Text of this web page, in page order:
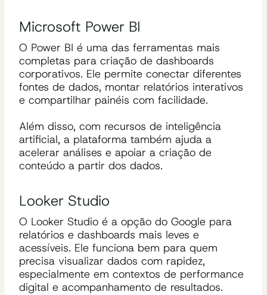
Microsoft Power BI
O Power BI é uma das ferramentas mais
completas para criação de dashboards
corporativos. Ele permite conectar diferentes
fontes de dados, montar relatórios interativos
e compartilhar painéis com facilidade.
Além disso, com recursos de inteligência
artificial, a plataforma também ajuda a
acelerar análises e apoiar a criação de
conteúdo a partir dos dados.
Looker Studio
O Looker Studio é a opção do Google para
relatórios e dashboards mais leves e
acessíveis. Ele funciona bem para quem
precisa visualizar dados com rapidez,
especialmente em contextos de performance
digital e acompanhamento de resultados.